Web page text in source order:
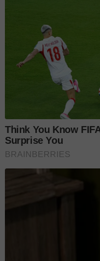
Nora mendirikan
Nawawi dalam
Untuk rekod,
jantung. Mereka
dikurniakan
Sumber:
Layari portal
Jangan lupa follow
Jangan lupa
cawangan KK